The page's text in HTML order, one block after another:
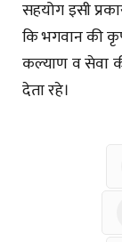
सहयोग इसी
कि भगवान की
कल्याण व सेवा
देता रहे।